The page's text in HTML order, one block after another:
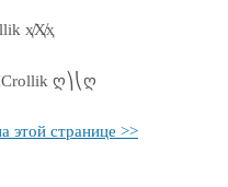
ҳ̸Ҳ̸ҳ
ღ⎞⎝ღ
этой странице >>